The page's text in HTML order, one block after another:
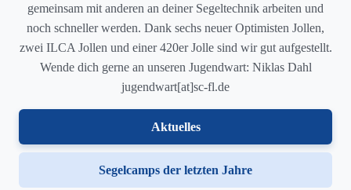
gemeinsam mit anderen an deiner Segeltechnik arbeiten und
noch schneller werden. Dank sechs neuer Optimisten Jollen,
zwei ILCA Jollen und einer 420er Jolle sind wir gut aufgestellt.
Wende dich gerne an unseren Jugendwart: Niklas Dahl
jugendwart[at]sc-fl.de
Aktuelles
Segelcamps der letzten Jahre